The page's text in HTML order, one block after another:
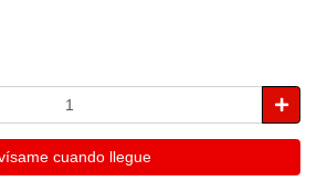
cuando llegue